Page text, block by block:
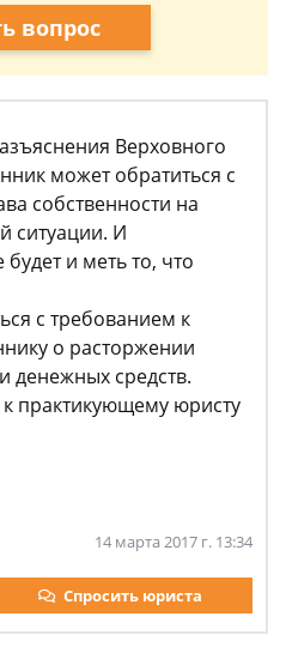
вопрос
Верховного
может обратиться с
собственности на
ситуации. И
и меть то, что
с требованием к
о расторжении
денежных средств.
практикующему юристу
14 марта 2017 г. 13:34
Спросить юриста